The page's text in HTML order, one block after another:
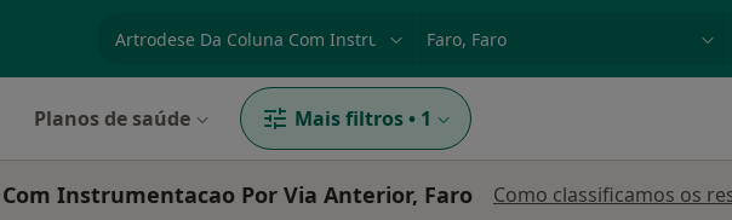
Planos de saúde Mais filtros • 1
Instrumentacao Por Via Anterior, Faro Como classificamos os